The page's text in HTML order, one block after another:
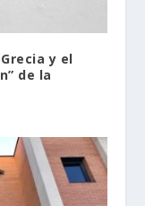
y el
de la